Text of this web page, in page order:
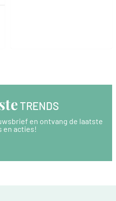
TRENDS
en ontvang de laatste
en acties!